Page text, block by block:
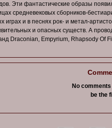
Эти фантастические образы
средневековых сборников-
играх и в песнях рок- и метал-
и опасных существ. А
Draconian, Empyrium, Rhapsody Of
No
be the